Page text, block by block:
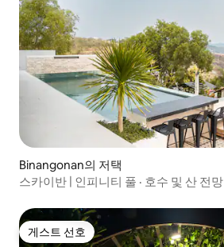
Binangonan의 저택
스카이반 | 인피니티 풀 · 호수 및 산 전망
게스트 선호
게스트 선호